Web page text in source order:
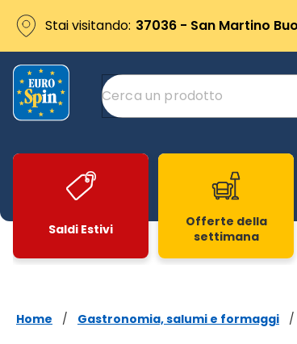
Stai visitando: 37036 - San Martino
Saldi Estivi
Offerte della
settimana
Home / Gastronomia, salumi e formaggi /